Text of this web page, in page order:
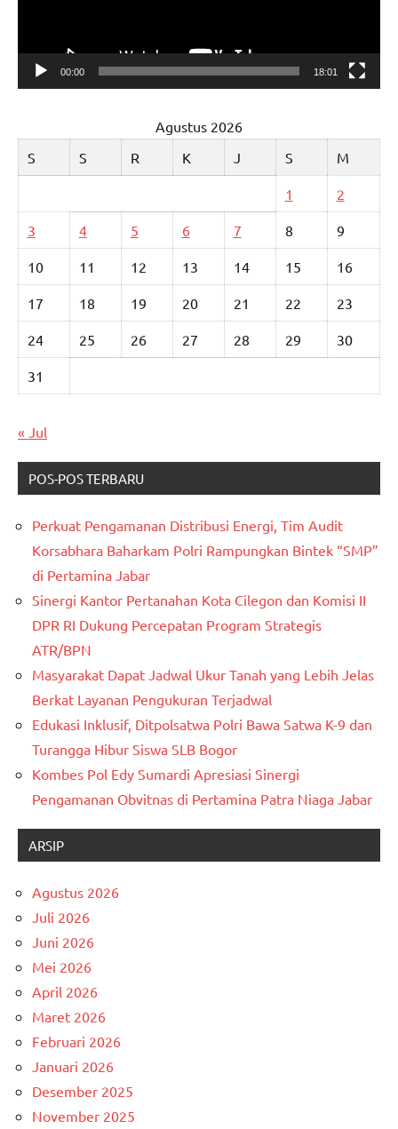
00:00 18:01
Agustus 2026
S
S R K J S M
1 2
3 4 5 6 7 8 9
10 11 12 13 14 15 16
17 18 19 20 21 22 23
24 25 26 27 28 29 30
31
« Jul
POS-POS TERBARU
Perkuat Pengamanan Distribusi Energi, Tim Audit
Korsabhara Baharkam Polri Rampungkan Bintek “SMP”
di Pertamina Jabar
Sinergi Kantor Pertanahan Kota Cilegon dan Komisi II
DPR RI Dukung Percepatan Program Strategis
ATR/BPN
Masyarakat Dapat Jadwal Ukur Tanah yang Lebih Jelas
Berkat Layanan Pengukuran Terjadwal
Edukasi Inklusif, Ditpolsatwa Polri Bawa Satwa K-9 dan
Turangga Hibur Siswa SLB Bogor
Kombes Pol Edy Sumardi Apresiasi Sinergi
Pengamanan Obvitnas di Pertamina Patra Niaga Jabar
ARSIP
Agustus 2026
Juli 2026
Juni 2026
Mei 2026
April 2026
Maret 2026
Februari 2026
Januari 2026
Desember 2025
November 2025